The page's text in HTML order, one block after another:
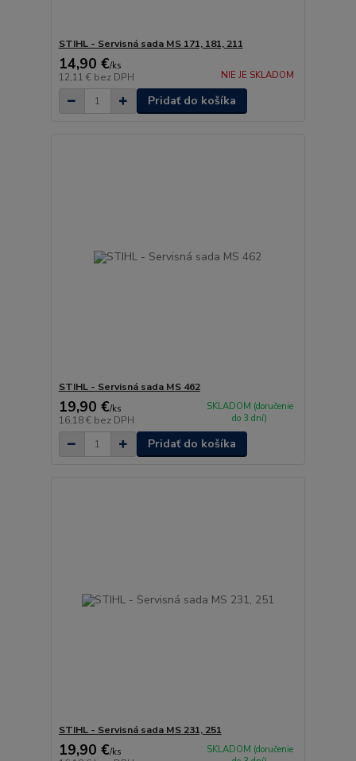
STIHL - Servisná sada MS 171, 181, 211
14,90 €/ks
12,11 € bez DPH NIE JE SKLADOM
Pridať do košíka
STIHL - Servisná sada MS 462
19,90 €/ks
16,18 € bez DPH
SKLADOM (doručenie
do 3 dní)
Pridať do košíka
STIHL - Servisná sada MS 231, 251
19,90 €/ks
SKLADOM (doručenie